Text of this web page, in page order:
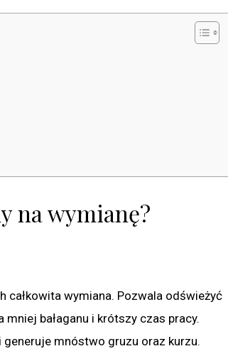
na wymianę?
całkowita wymiana. Pozwala odświeżyć
bałaganu i krótszy czas pracy.
generuje mnóstwo gruzu oraz kurzu.